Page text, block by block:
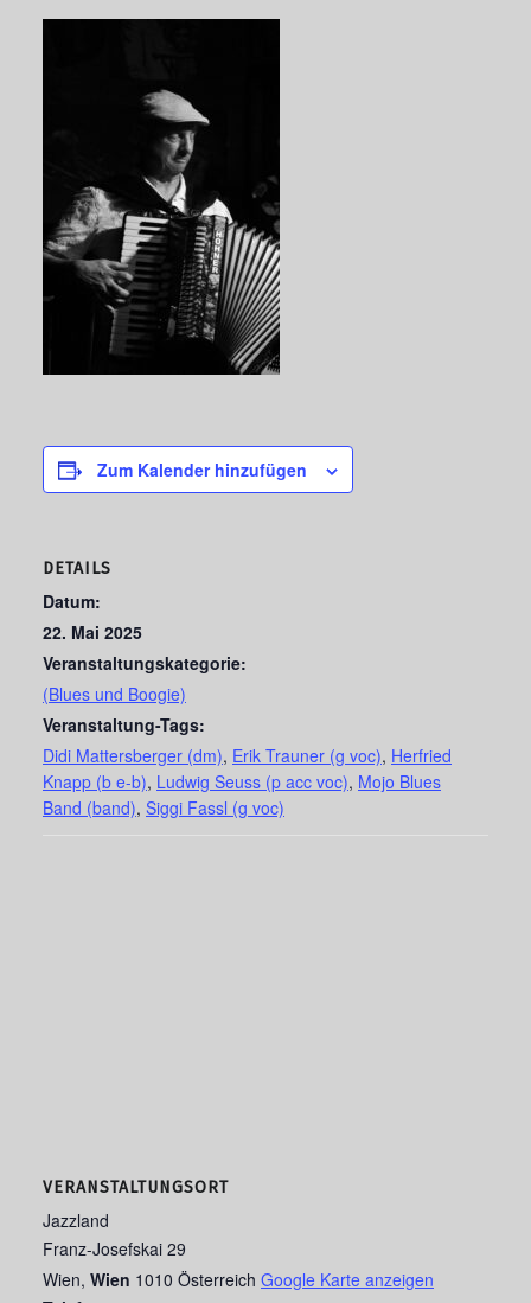
Zum Kalender hinzufügen
DETAILS
Datum:
22. Mai 2025
Veranstaltungskategorie:
(Blues und Boogie)
Veranstaltung-Tags:
Didi Mattersberger (dm), Erik Trauner (g voc), Herfried
Knapp (b e-b), Ludwig Seuss (p acc voc), Mojo Blues
Band (band), Siggi Fassl (g voc)
VERANSTALTUNGSORT
Jazzland
Franz-Josefskai 29
Wien, Wien 1010 Österreich Google Karte anzeigen